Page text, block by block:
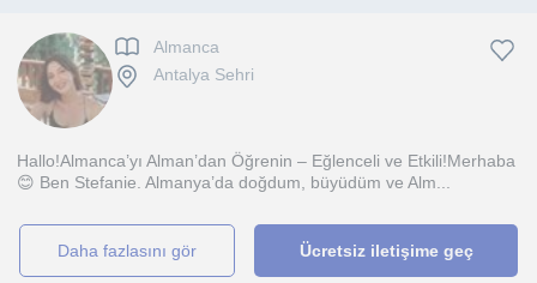
Almanca
Antalya Sehri
Hallo!Almanca’yı Alman’dan Öğrenin – Eğlenceli ve Etkili!Merhaba
😊 Ben Stefanie. Almanya’da doğdum, büyüdüm ve Alm...
daha fazlasını gör Ücretsiz iletişime geç